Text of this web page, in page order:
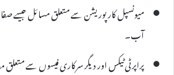
میونسپل کارپوریشن سے متعلق مسائل جیسے
آب۔
پراپرٹی ٹیکس اور دیگر سرکاری فیسوں سے